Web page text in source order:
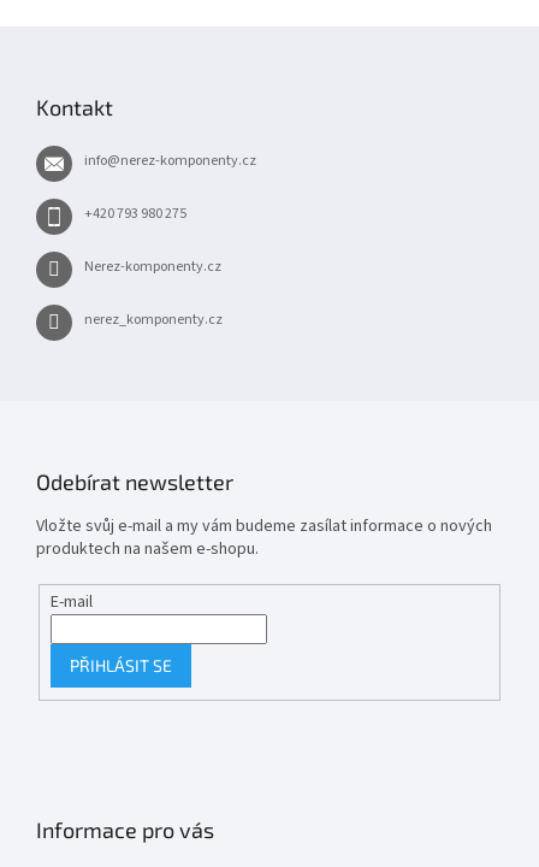
Kontakt
info@nerez-komponenty.cz
+420 793 980 275
Nerez-komponenty.cz
nerez_komponenty.cz
Odebírat newsletter
Vložte svůj e-mail a my vám budeme zasílat informace o nových
produktech na našem e-shopu.
E-mail
PŘIHLÁSIT SE
Informace pro vás